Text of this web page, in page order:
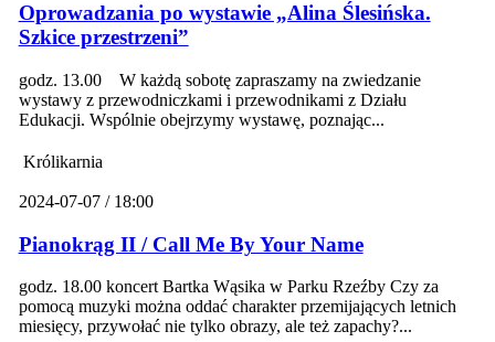
Oprowadzania po wystawie „Alina Ślesińska.
Szkice przestrzeni”
godz. 13.00 W każdą sobotę zapraszamy na zwiedzanie
wystawy z przewodniczkami i przewodnikami z Działu
Edukacji. Wspólnie obejrzymy wystawę, poznając...
Królikarnia
2024-07-07 / 18:00
Pianokrąg II / Call Me By Your Name
godz. 18.00 koncert Bartka Wąsika w Parku Rzeźby Czy za
pomocą muzyki można oddać charakter przemijających letnich
miesięcy, przywołać nie tylko obrazy, ale też zapachy?...